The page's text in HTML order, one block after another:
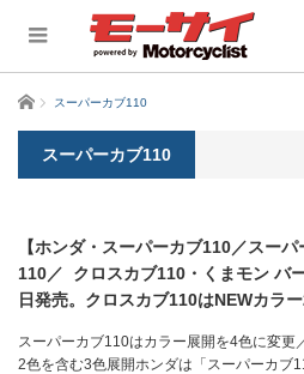
ホーム スーパーカブ110
スーパーカブ110
【ホンダ・スーパーカブ110／スー
110／ クロスカブ110・くまモン バ
日発売。クロスカブ110はNEWカラ
スーパーカブ110はカラー展開を4色に変更
2色を含む3色展開ホンダは「スーパーカブ